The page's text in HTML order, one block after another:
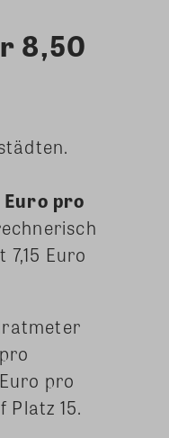
8,50
pro
Euro
pro
15.